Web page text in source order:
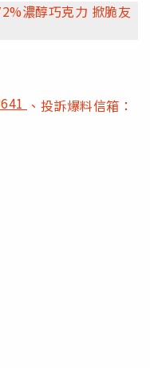
濃醇巧克力 掀脆友
、投訴爆料信箱：